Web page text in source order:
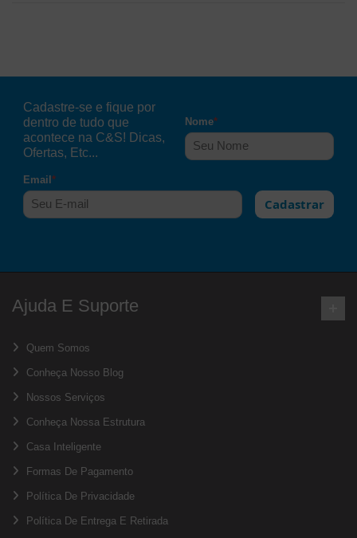
Cadastre-se e fique por
dentro de tudo que
acontece na C&S! Dicas,
Ofertas, Etc...
Nome*
Email*
Cadastrar
Ajuda E Suporte
Quem Somos
Conheça Nosso Blog
Nossos Serviços
Conheça Nossa Estrutura
Casa Inteligente
Formas De Pagamento
Política De Privacidade
Política De Entrega E Retirada